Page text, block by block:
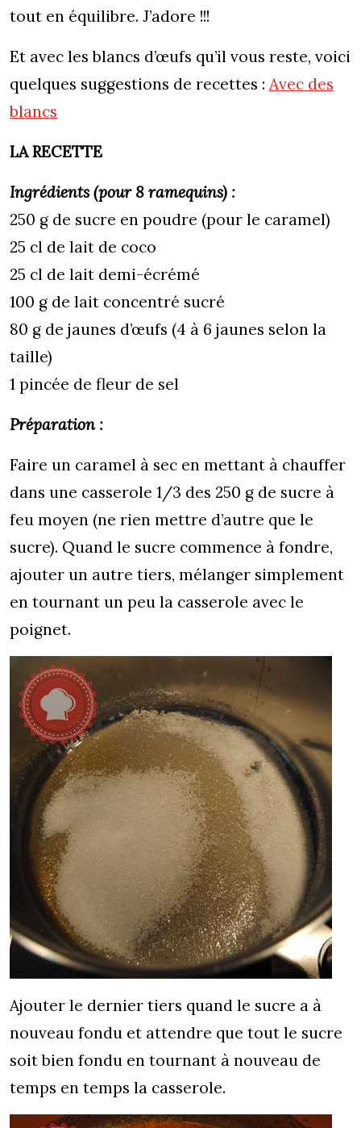
tout en équilibre. J’adore !!!
Et avec les blancs d’œufs qu’il vous reste, voici
quelques suggestions de recettes : Avec des
blancs
LA RECETTE
Ingrédients (pour 8 ramequins) :
250 g de sucre en poudre (pour le caramel)
25 cl de lait de coco
25 cl de lait demi-écrémé
100 g de lait concentré sucré
80 g de jaunes d’œufs (4 à 6 jaunes selon la
taille)
1 pincée de fleur de sel
Préparation :
Faire un caramel à sec en mettant à chauffer
dans une casserole 1/3 des 250 g de sucre à
feu moyen (ne rien mettre d’autre que le
sucre). Quand le sucre commence à fondre,
ajouter un autre tiers, mélanger simplement
en tournant un peu la casserole avec le
poignet.
Ajouter le dernier tiers quand le sucre a à
nouveau fondu et attendre que tout le sucre
soit bien fondu en tournant à nouveau de
temps en temps la casserole.